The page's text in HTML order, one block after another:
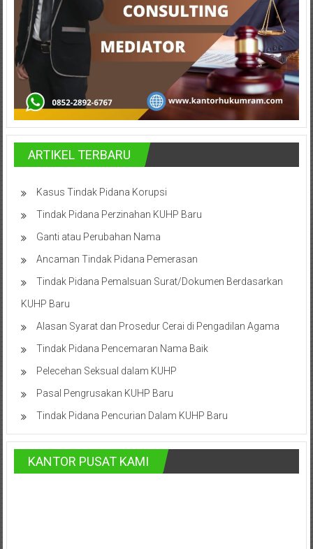
Demak,
Kudus,
Depok,
Sorong,
Papua,
Bekasi,
Pengacara
Pajak,
Pengacara
Perusahaan,
Kantor
Hukum
LBH,
Law
Office
ARTIKEL TERBARU
Kasus Tindak Pidana Korupsi
Tindak Pidana Perzinahan KUHP Baru
Ganti atau Perubahan Nama
Ancaman Tindak Pidana Pemerasan
Tindak Pidana Pemalsuan Surat/Dokumen Berdasarkan
KUHP Baru
Alasan Syarat dan Prosedur Cerai di Pengadilan Agama
Tindak Pidana Pencemaran Nama Baik
Pelecehan Seksual dalam KUHP
Pasal Pengrusakan KUHP Baru
Tindak Pidana Pencurian Dalam KUHP Baru
KANTOR PUSAT KAMI